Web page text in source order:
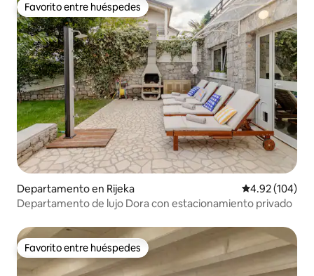
Favorito entre huéspedes
Favorito entre huéspedes
Departamento en Rijeka Calificación
4.92 (104)
Departamento de lujo Dora con estacionamiento privado
Favorito entre huéspedes
Favorito entre huéspedes